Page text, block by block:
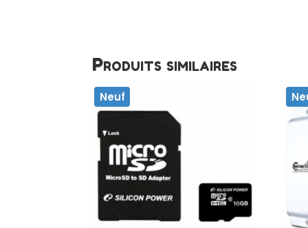
Produits similaires
Neuf